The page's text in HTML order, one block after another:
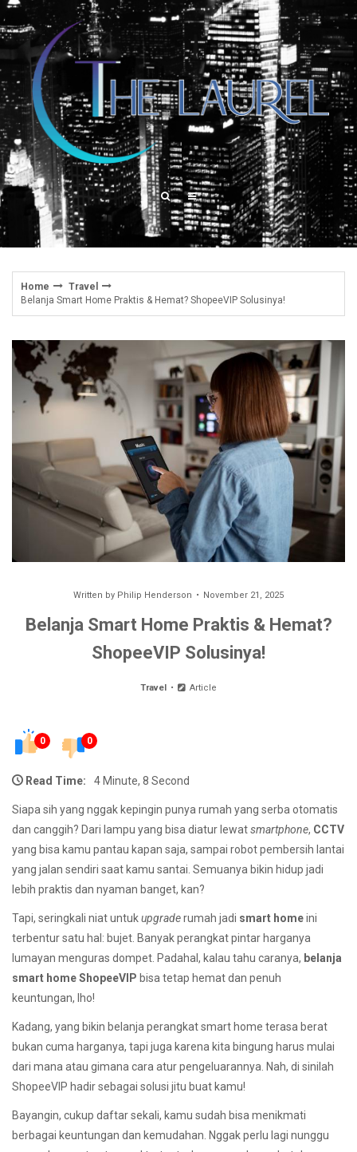
Skip
to
content
Home
Travel
Belanja Smart Home Praktis & Hemat? ShopeeVIP Solusinya!
Written by Philip Henderson November 21, 2025
Belanja Smart Home Praktis & Hemat?
ShopeeVIP Solusinya!
Travel Article
0 0
Read Time: 4 Minute, 8 Second
Siapa sih yang nggak kepingin punya rumah yang serba otomatis
dan canggih? Dari lampu yang bisa diatur lewatsmartphone, CCTV
yang bisa kamu pantau kapan saja, sampai robot pembersih lantai
yang jalan sendiri saat kamu santai. Semuanya bikin hidup jadi
lebih praktis dan nyaman banget, kan?
Tapi, seringkali niat untukupgraderumah jadi smart homeini
terbentur satu hal: bujet. Banyak perangkat pintar harganya
lumayan menguras dompet. Padahal, kalau tahu caranya, belanja
smart home ShopeeVIP bisa tetap hemat dan penuh
keuntungan, lho!
Kadang, yang bikin belanja perangkat smart home terasa berat
bukan cuma harganya, tapi juga karena kita bingung harus mulai
dari mana atau gimana cara atur pengeluarannya. Nah, di sinilah
ShopeeVIP hadir sebagai solusi jitu buat kamu!
Bayangin, cukup daftar sekali, kamu sudah bisa menikmati
berbagai keuntungan dan kemudahan. Nggak perlu lagi nunggu